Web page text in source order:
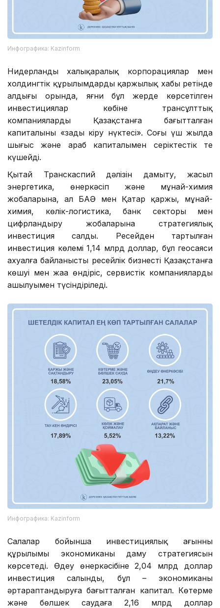
Инфографика: Kazinform
Нидерланды халықаралық корпорациялар мен
холдингтік құрылымдардың қаржылық хабы ретінде
алдыңғы орында, яғни бұл жерде көрсетілген
инвестициялар көбіне трансұлттық
компаниялардың Қазақстанға бағытталған
капиталының «заңды кіру нүктесі». Соңғы үш жылда
шығыс және араб капиталымен серіктестік те
күшейді.
Қытай Транскаспий дәлізін дамыту, жасыл
энергетика, өнеркәсіп және мұнай-химия
жобаларына, ал БАӘ мен Қатар қаржы, мұнай-
химия, көлік-логистика, банк секторы мен
цифрландыру жобаларына стратегиялық
инвестиция салды. Ресейден тартылған
инвестиция көлемі 1,14 млрд доллар, бұл геосаяси
ахуалға байланысты ресейлік бизнестің Қазақстанға
көшуі мен жаңа өндіріс, сервистік компаниялардың
ашылуымен түсіндіріледі.
Инфографика: Kazinform
Салалар бойынша инвестициялық ағынның
құрылымы экономиканың даму стратегиясын
көрсетеді. Өңдеу өнеркәсібіне 2,04 млрд доллар
инвестиция салынды, бұл – экономиканы
әртараптандыруға бағытталған капитал. Көтерме
және бөлшек саудаға 2,16 млрд доллар